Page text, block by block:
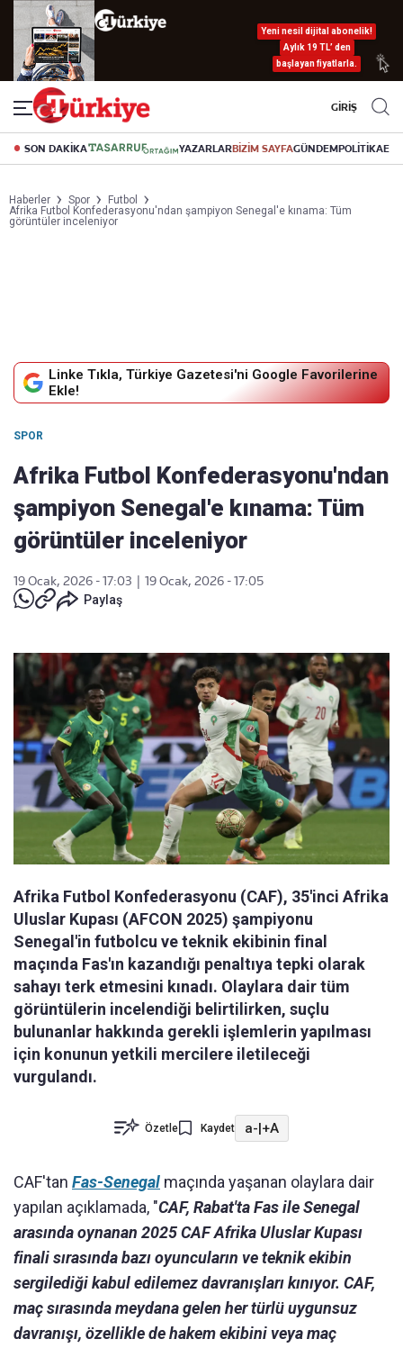
Yeni nesil dijital abonelik!
Aylık 19 TL’ den
başlayan fiyatlarla.
GİRİŞ
SON DAKİKA YAZARLARBİZİM SAYFAGÜNDEMPOLİTİKA
Haberler Spor
Futbol
Afrika Futbol Konfederasyonu'ndan şampiyon Senegal'e kınama: Tüm
görüntüler inceleniyor
Linke Tıkla, Türkiye Gazetesi'ni Google Favorilerine
Ekle!
SPOR
Afrika Futbol Konfederasyonu'ndan
şampiyon Senegal'e kınama: Tüm
görüntüler inceleniyor
19 Ocak, 2026 - 17:03
19 Ocak, 2026 - 17:05
Paylaş
Afrika Futbol Konfederasyonu (CAF), 35'inci Afrika
Uluslar Kupası (AFCON 2025) şampiyonu
Senegal'in futbolcu ve teknik ekibinin final
maçında Fas'ın kazandığı penaltıya tepki olarak
sahayı terk etmesini kınadı. Olaylara dair tüm
görüntülerin incelendiği belirtilirken, suçlu
bulunanlar hakkında gerekli işlemlerin yapılması
için konunun yetkili mercilere iletileceği
vurgulandı.
Özetle Kaydet a-|+A
CAF'tan Fas-Senegal maçında yaşanan olaylara dair
yapılan açıklamada, "CAF, Rabat'ta Fas ile Senegal
arasında oynanan 2025 CAF Afrika Uluslar Kupası
finali sırasında bazı oyuncuların ve teknik ekibin
sergilediği kabul edilemez davranışları kınıyor. CAF,
maç sırasında meydana gelen her türlü uygunsuz
davranışı, özellikle de hakem ekibini veya maç